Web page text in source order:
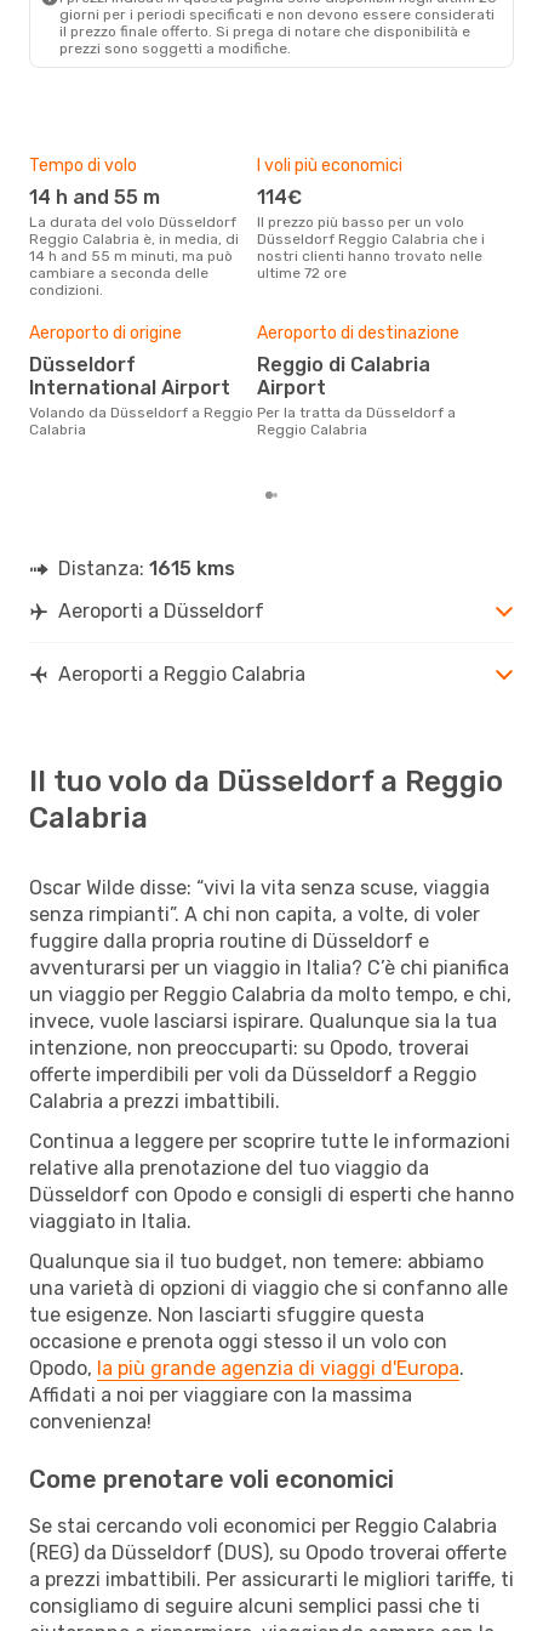
giorni per i periodi specificati e non devono essere considerati
il ​​prezzo finale offerto. Si prega di notare che disponibilità e
prezzi sono soggetti a modifiche.
Tempo di volo
14 h and 55 m
La durata del volo Düsseldorf
Reggio Calabria è, in media, di
14 h and 55 m minuti, ma può
cambiare a seconda delle
condizioni.
I voli più economici
114€
Il prezzo più basso per un volo
Düsseldorf Reggio Calabria che i
nostri clienti hanno trovato nelle
ultime 72 ore
Aeroporto di origine
Düsseldorf
International Airport
Volando da Düsseldorf a Reggio
Calabria
Aeroporto di destinazione
Reggio di Calabria
Airport
Per la tratta da Düsseldorf a
Reggio Calabria
Distanza: 1615 kms
Aeroporti a Düsseldorf
Aeroporti a Reggio Calabria
Il tuo volo da Düsseldorf a Reggio
Calabria
Oscar Wilde disse: “vivi la vita senza scuse, viaggia
senza rimpianti”. A chi non capita, a volte, di voler
fuggire dalla propria routine di Düsseldorf e
avventurarsi per un viaggio in Italia? C’è chi pianifica
un viaggio per Reggio Calabria da molto tempo, e chi,
invece, vuole lasciarsi ispirare. Qualunque sia la tua
intenzione, non preoccuparti: su Opodo, troverai
offerte imperdibili per voli da Düsseldorf a Reggio
Calabria a prezzi imbattibili.
Continua a leggere per scoprire tutte le informazioni
relative alla prenotazione del tuo viaggio da
Düsseldorf con Opodo e consigli di esperti che hanno
viaggiato in Italia.
Qualunque sia il tuo budget, non temere: abbiamo
una varietà di opzioni di viaggio che si confanno alle
tue esigenze. Non lasciarti sfuggire questa
occasione e prenota oggi stesso il un volo con
Opodo, la più grande agenzia di viaggi d'Europa.
Affidati a noi per viaggiare con la massima
convenienza!
Come prenotare voli economici
Se stai cercando voli economici per Reggio Calabria
(REG) da Düsseldorf (DUS), su Opodo troverai offerte
a prezzi imbattibili. Per assicurarti le migliori tariffe, ti
consigliamo di seguire alcuni semplici passi che ti